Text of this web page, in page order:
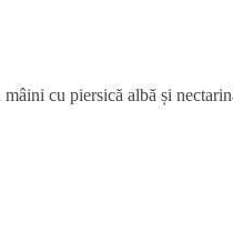
cu piersică albă și